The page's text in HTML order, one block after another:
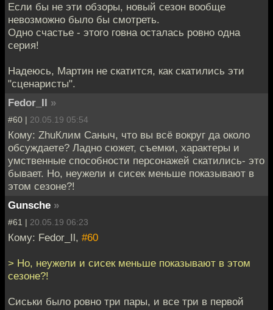
Если бы не эти обзоры, новый сезон вообще
невозможно было бы смотреть.
Одно счастье - этого говна осталась ровно одна
серия!
Надеюсь, Мартин не скатится, как скатились эти
"сценаристы".
Fedor_Il »
#60 | 20.05.19 05:54
Кому: ZhuКлим Саныч, что вы всё вокруг да около
обсуждаете? Ладно сюжет, съемки, характеры и
умственные способности персонажей скатились- это
бывает. Но, неужели и сисек меньше показывают в
этом сезоне?!
Gunsche »
#61 | 20.05.19 06:23
Кому: Fedor_Il, #60
> Но, неужели и сисек меньше показывают в этом
сезоне?!
Сиськи было ровно три пары, и все три в первой